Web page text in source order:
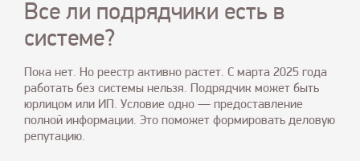
Все ли подрядчики есть в
системе?
Пока нет. Но реестр активно растет. С марта 2025 года
работать без системы нельзя. Подрядчик может быть
юрлицом или ИП. Условие одно — предоставление
полной информации. Это поможет формировать деловую
репутацию.